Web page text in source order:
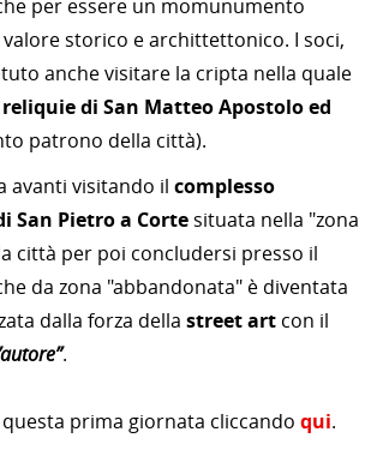
per essere un momunumento
storico e archittettonico. I soci,
anche visitare la cripta nella quale
reliquie di San Matteo Apostolo ed
patrono della città).
avanti visitando il complesso
San Pietro a Cortesituata nella "zona
città per poi concludersi presso il
da zona "abbandonata" è diventata
dalla forza della street art con il
.
prima giornata cliccando qui.